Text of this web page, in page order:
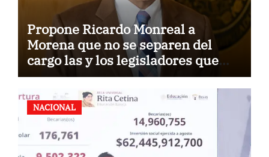
Propone Ricardo Monreal a
Morena que no se separen del
cargo las y los legisladores que
quieren reelegirse
NACIONAL